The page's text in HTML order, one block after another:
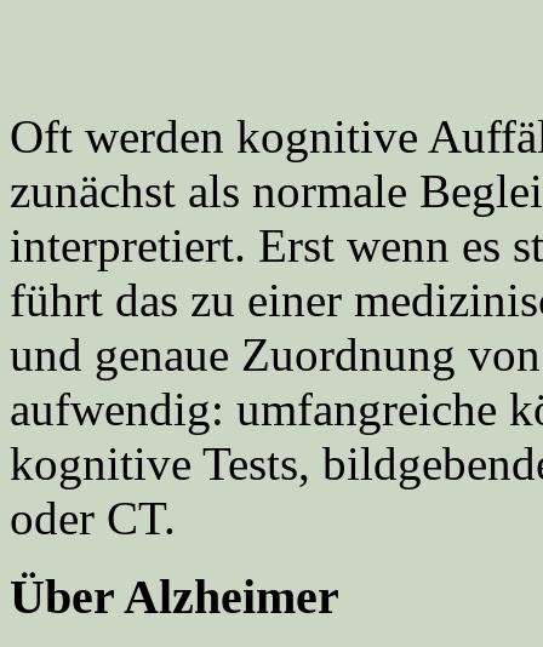
Oft werden kognitive
zunächst als normale
interpretiert. Erst wenn es
führt das zu einer
und genaue Zuordnung
aufwendig: umfangreiche
kognitive Tests,
oder CT.
Über Alzheimer